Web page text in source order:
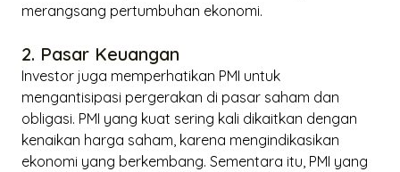
merangsang pertumbuhan ekonomi.
2. Pasar Keuangan
Investor juga memperhatikan PMI untuk
mengantisipasi pergerakan di pasar saham dan
obligasi. PMI yang kuat sering kali dikaitkan dengan
kenaikan harga saham, karena mengindikasikan
ekonomi yang berkembang. Sementara itu, PMI yang